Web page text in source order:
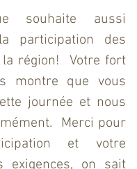
souhaite aussi
participation des
région!  Votre fort
montre que vous
journée et nous
Merci pour
et votre
exigences, on sait